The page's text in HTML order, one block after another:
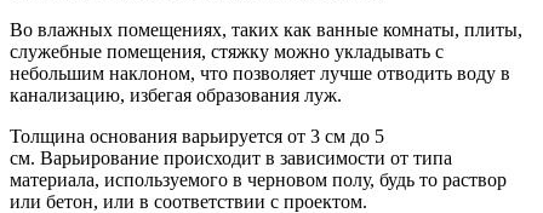
Во влажных помещениях, таких как ванные комнаты, плиты,
служебные помещения, стяжку можно укладывать с
небольшим наклоном, что позволяет лучше отводить воду в
канализацию, избегая образования луж.
Толщина основания варьируется от 3 см до 5
см. Варьирование происходит в зависимости от типа
материала, используемого в черновом полу, будь то раствор
или бетон, или в соответствии с проектом.